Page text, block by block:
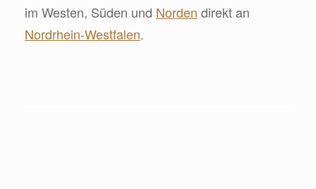
im Westen, Süden und Norden direkt an
Nordrhein-Westfalen.